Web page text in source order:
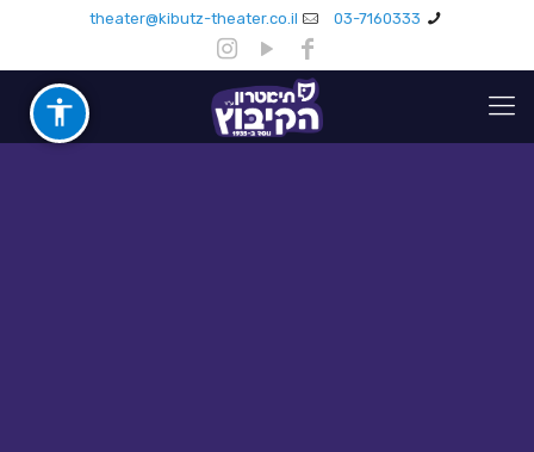
03-7160333
theater@kibutz-theater.co.il